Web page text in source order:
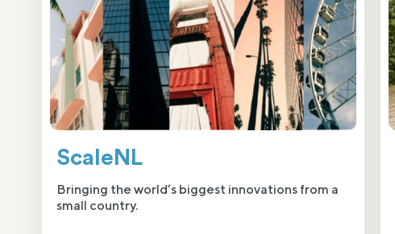
ScaleNL
Bringing the world’s biggest innovations from a
small country.